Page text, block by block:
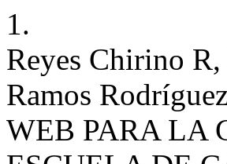
1.
Reyes Chirino
Ramos
WEB PARA LA